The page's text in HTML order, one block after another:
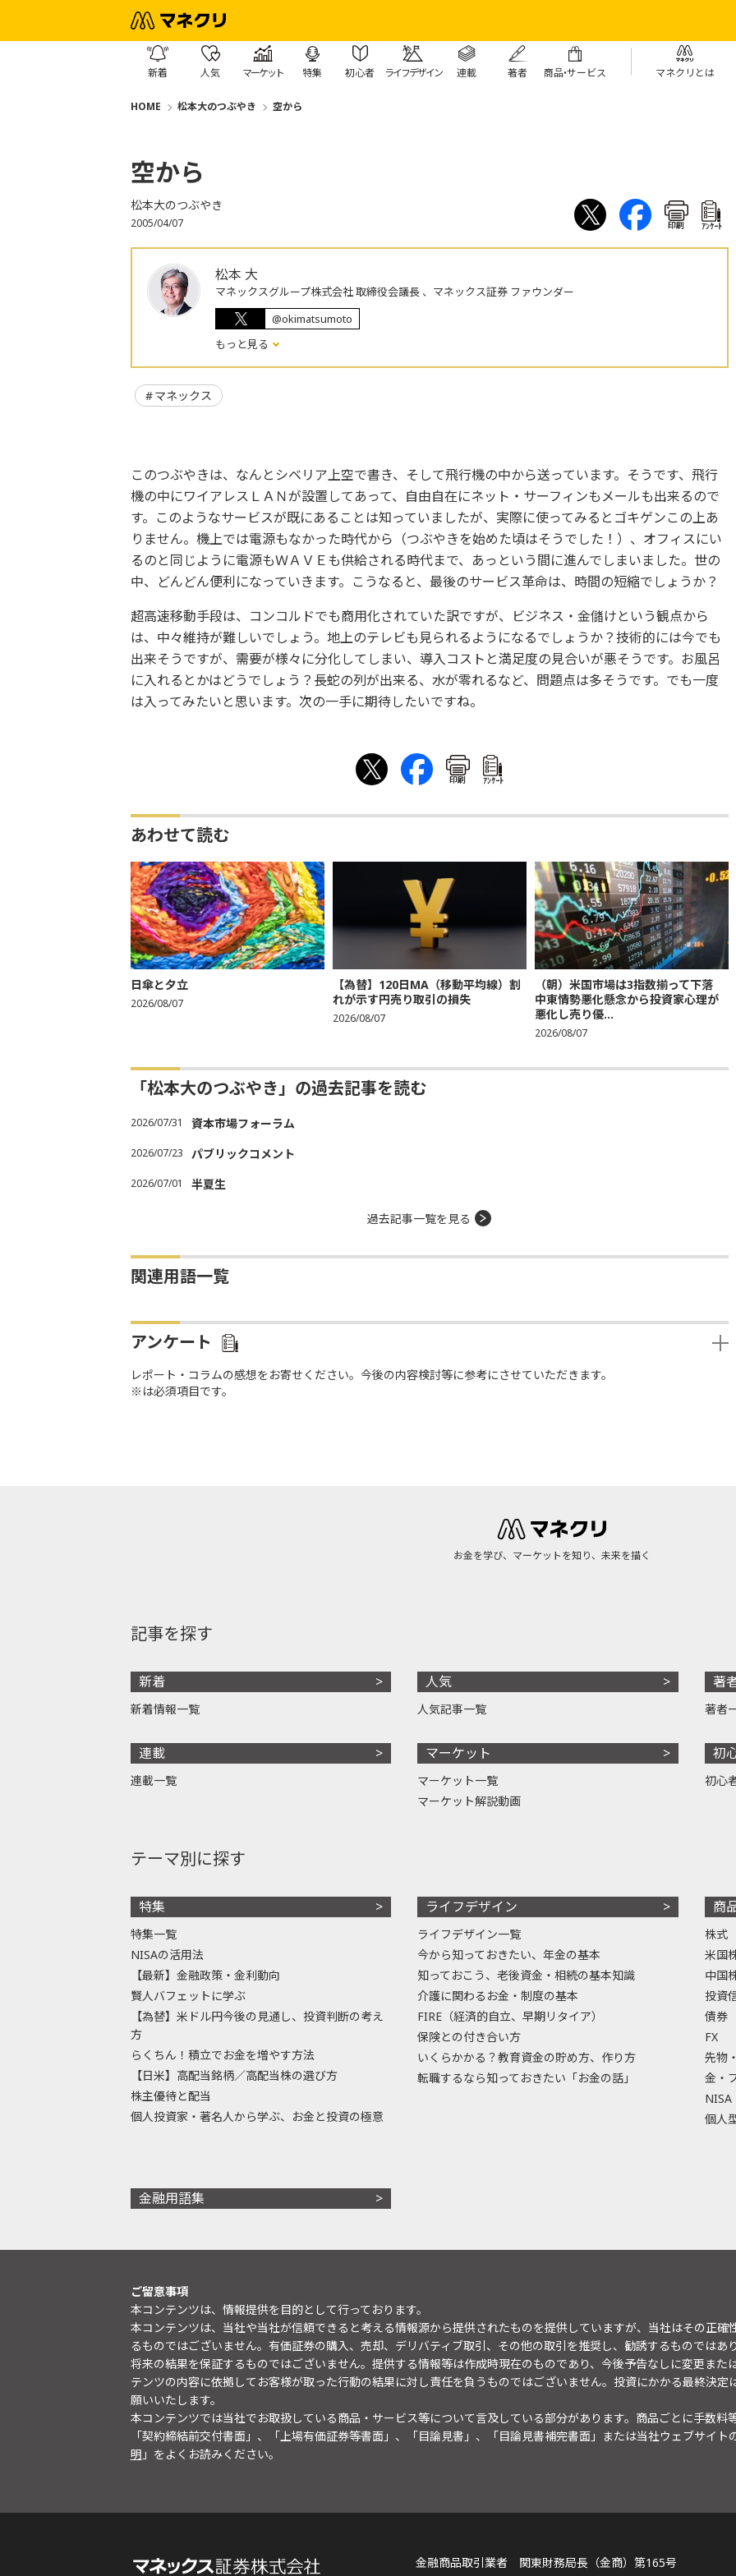
新着 人気 マーケット 特集 初心者 ライフデザイン 連載 著者 商品・サービス マネクリとは
HOME 松本大のつぶやき 空から
空から
松本大のつぶやき
2005/04/07 印刷 ｱﾝｹｰﾄ
松本 大
マネックスグループ株式会社 取締役会議長 、マネックス証券 ファウンダー
@okimatsumoto
もっと見る
マネックス
このつぶやきは、なんとシベリア上空で書き、そして飛行機の中から送っています。そうです、飛行
機の中にワイアレスＬＡＮが設置してあって、自由自在にネット・サーフィンもメールも出来るので
す。このようなサービスが既にあることは知っていましたが、実際に使ってみるとゴキゲンこの上あ
りません。機上では電源もなかった時代から（つぶやきを始めた頃はそうでした！）、オフィスにい
るのと同じように電源もＷＡＶＥも供給される時代まで、あっという間に進んでしまいました。世の
中、どんどん便利になっていきます。こうなると、最後のサービス革命は、時間の短縮でしょうか？
超高速移動手段は、コンコルドでも商用化されていた訳ですが、ビジネス・金儲けという観点から
は、中々維持が難しいでしょう。地上のテレビも見られるようになるでしょうか？技術的には今でも
出来そうですが、需要が様々に分化してしまい、導入コストと満足度の見合いが悪そうです。お風呂
に入れるとかはどうでしょう？長蛇の列が出来る、水が零れるなど、問題点は多そうです。でも一度
は入ってみたいと思います。次の一手に期待したいですね。
印刷 ｱﾝｹｰﾄ
あわせて読む
日傘と夕立
2026/08/07
【為替】120日MA（移動平均線）割
れが示す円売り取引の損失
2026/08/07
（朝）米国市場は3指数揃って下落
中東情勢悪化懸念から投資家心理が
悪化し売り優...
2026/08/07
「松本大のつぶやき」の過去記事を読む
2026/07/31 資本市場フォーラム
2026/07/23 パブリックコメント
2026/07/01 半夏生
過去記事一覧を見る
関連用語一覧
アンケート
レポート・コラムの感想をお寄せください。今後の内容検討等に参考にさせていただきます。
※は必須項目です。
お金を学び、マーケットを知り、未来を描く
記事を探す
新着
新着情報一覧
連載
連載一覧
人気
人気記事一覧
マーケット
マーケット一覧
マーケット解説動画
著
著者
初
初心
テーマ別に探す
特集
特集一覧
NISAの活用法
【最新】金融政策・金利動向
賢人バフェットに学ぶ
【為替】米ドル円今後の見通し、投資判断の考え
方
らくちん！積立でお金を増やす方法
【日米】高配当銘柄／高配当株の選び方
株主優待と配当
個人投資家・著名人から学ぶ、お金と投資の極意
ライフデザイン
ライフデザイン一覧
今から知っておきたい、年金の基本
知っておこう、老後資金・相続の基本知識
介護に関わるお金・制度の基本
FIRE（経済的自立、早期リタイア）
保険との付き合い方
いくらかかる？教育資金の貯め方、作り方
転職するなら知っておきたい「お金の話」
商
株式
米国
中国
投資
債券
FX
先物
金・
NISA
個人
金融用語集
ご留意事項
本コンテンツは、情報提供を目的として行っております。
本コンテンツは、当社や当社が信頼できると考える情報源から提供されたものを提供していますが、当社はその正
るものではございません。有価証券の購入、売却、デリバティブ取引、その他の取引を推奨し、勧誘するものではあ
将来の結果を保証するものではございません。提供する情報等は作成時現在のものであり、今後予告なしに変更また
テンツの内容に依拠してお客様が取った行動の結果に対し責任を負うものではございません。投資にかかる最終決
願いいたします。
本コンテンツでは当社でお取扱している商品・サービス等について言及している部分があります。商品ごとに手数料
「契約締結前交付書面」、「上場有価証券等書面」、「目論見書」、「目論見書補完書面」または当社ウェブサイト
明 」をよくお読みください。
金融商品取引業者 関東財務局長（金商）第165号